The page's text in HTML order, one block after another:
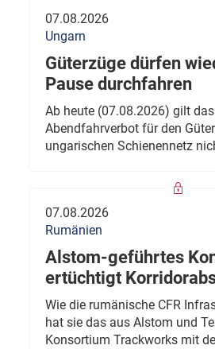
07.08.2026
Ungarn
Güterzüge dürfen
Pause durchfahren
Ab heute (07.08.2026) gilt das
Abendfahrverbot für den
ungarischen Schienennetz
07.08.2026
Rumänien
Alstom-geführtes
ertüchtigt
Wie die rumänische CFR
hat sie das aus Alstom und
Konsortium Trackworks mit